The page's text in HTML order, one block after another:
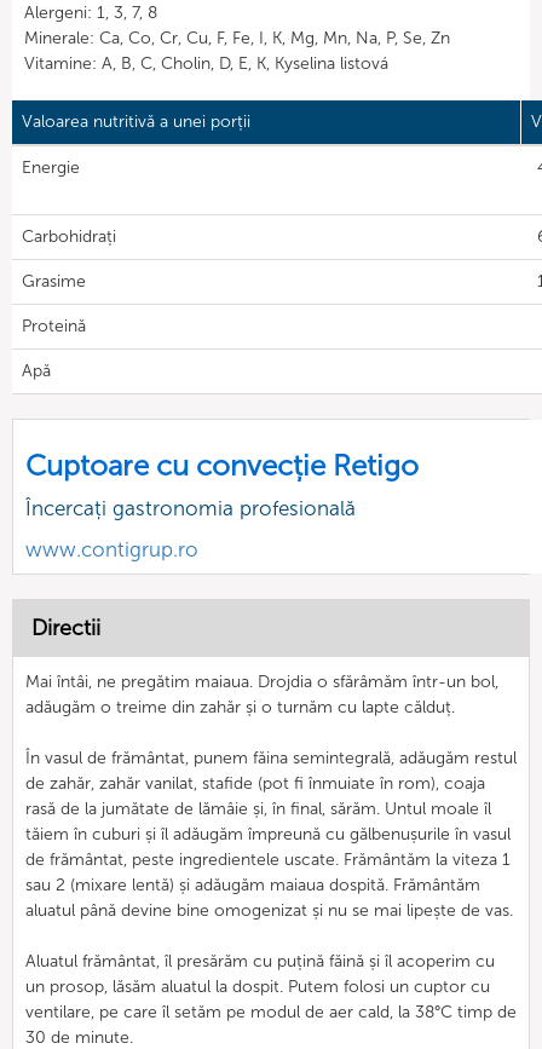
Alergeni: 1, 3, 7, 8
Minerale: Ca, Co, Cr, Cu, F, Fe, I, K, Mg, Mn, Na, P, Se, Zn
Vitamine: A, B, C, Cholin, D, E, K, Kyselina listová
Valoarea nutritivă a unei porții
Energie
Carbohidrați
Grasime
Proteină
Apă
Cuptoare cu convecție Retigo
Încercați gastronomia profesională
www.contigrup.ro
Directii
Mai întâi, ne pregătim maiaua. Drojdia o sfărâmăm într-un bol,
adăugăm o treime din zahăr și o turnăm cu lapte călduț.
În vasul de frământat, punem făina semintegrală, adăugăm restul
de zahăr, zahăr vanilat, stafide (pot fi înmuiate în rom), coaja
rasă de la jumătate de lămâie și, în final, sărăm. Untul moale îl
tăiem în cuburi și îl adăugăm împreună cu gălbenușurile în vasul
de frământat, peste ingredientele uscate. Frământăm la viteza 1
sau 2 (mixare lentă) și adăugăm maiaua dospită. Frământăm
aluatul până devine bine omogenizat și nu se mai lipește de vas.
Aluatul frământat, îl presărăm cu puțină făină și îl acoperim cu
un prosop, lăsăm aluatul la dospit. Putem folosi un cuptor cu
ventilare, pe care îl setăm pe modul de aer cald, la 38°C timp de
30 de minute.